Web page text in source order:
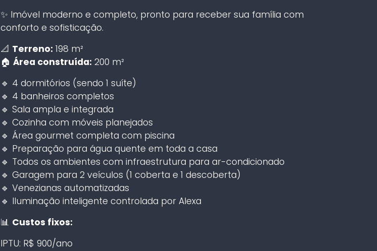
✨ Imóvel moderno e completo, pronto para receber sua família com
conforto e sofisticação.
📐 Terreno: 198 m²
🏠 Área construída: 200 m²
🔹 4 dormitórios (sendo 1 suíte)
🔹 4 banheiros completos
🔹 Sala ampla e integrada
🔹 Cozinha com móveis planejados
🔹 Área gourmet completa com piscina
🔹 Preparação para água quente em toda a casa
🔹 Todos os ambientes com infraestrutura para ar-condicionado
🔹 Garagem para 2 veículos (1 coberta e 1 descoberta)
🔹 Venezianas automatizadas
🔹 Iluminação inteligente controlada por Alexa
📊 Custos fixos:
IPTU: R$ 900/ano